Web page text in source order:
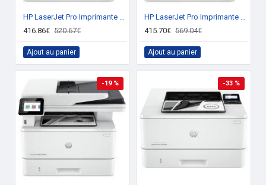
HP LaserJet Pro Imprimante MFP 4102dw, Noir et blanc, Imprimante pour Petites/moyennes entreprises, Impression, copie, numérisation, Sans fil; Éligibilité Instant Ink; Imprimer depuis un téléphone ou une tablette; Chargeur automatique de documents; Impres
416.86€ 520.67€
Ajout au panier
HP LaserJet Pro Imprimante MFP 4102fdn, Noir et blanc, Impression, copie, scan, fax.
415.70€ 569.04€
Ajout au panier
-19 % -33 %